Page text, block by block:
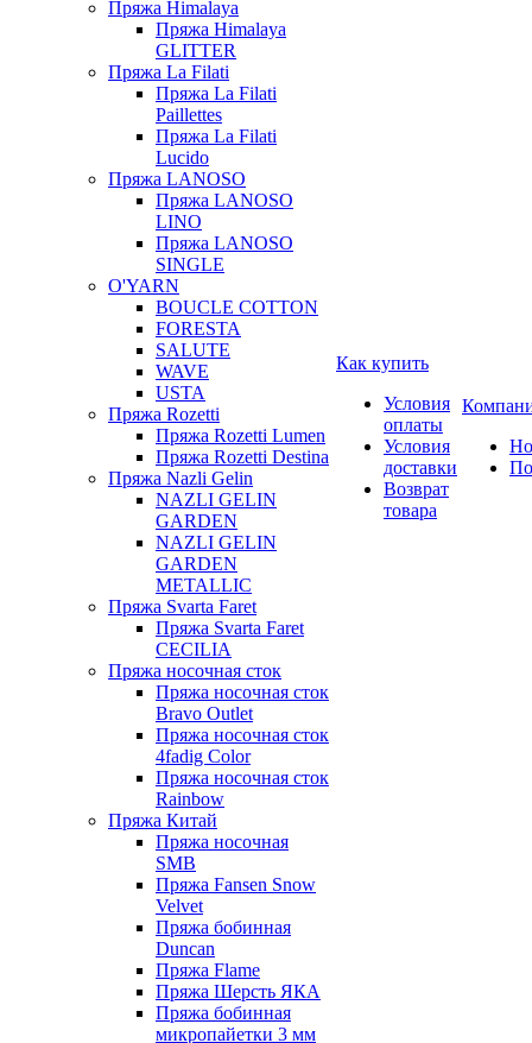
Пряжа Himalaya
Пряжа Himalaya
GLITTER
Пряжа La Filati
Пряжа La Filati
Paillettes
Пряжа La Filati
Lucido
Пряжа LANOSO
Пряжа LANOSO
LINO
Пряжа LANOSO
SINGLE
O'YARN
BOUCLE COTTON
FORESTA
SALUTE
WAVE
USTA
Пряжа Rozetti
Пряжа Rozetti Lumen
Пряжа Rozetti Destina
Пряжа Nazli Gelin
NAZLI GELIN
GARDEN
NAZLI GELIN
GARDEN
METALLIC
Пряжа Svarta Faret
Пряжа Svarta Faret
CECILIA
Пряжа носочная сток
Пряжа носочная сток
Bravo Outlet
Пряжа носочная сток
4fadig Color
Пряжа носочная сток
Rainbow
Пряжа Китай
Пряжа носочная
SMB
Пряжа Fansen Snow
Velvet
Пряжа бобинная
Duncan
Пряжа Flame
Пряжа Шерсть ЯКА
Пряжа бобинная
микропайетки 3 мм
Как купить
Условия
оплаты
Условия
доставки
Возврат
товара